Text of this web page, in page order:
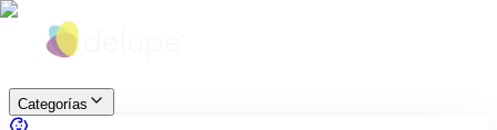
Categorías